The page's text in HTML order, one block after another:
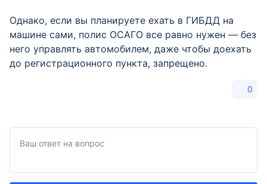
Однако, если вы планируете ехать в ГИБДД на
машине сами, полис ОСАГО все равно нужен — без
него управлять автомобилем, даже чтобы доехать
до регистрационного пункта, запрещено.
0